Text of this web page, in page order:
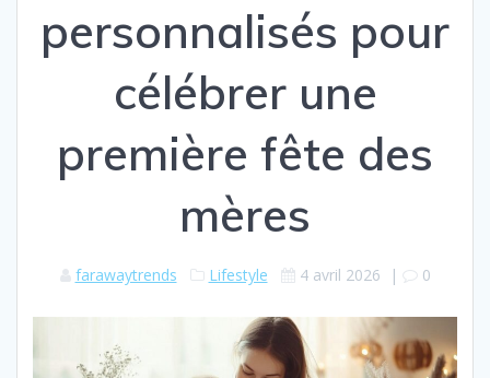
personnalisés pour
célébrer une
première fête des
mères
farawaytrends Lifestyle 4 avril 2026 | 0